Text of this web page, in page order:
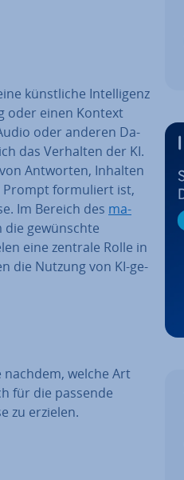
künst­li­che In­tel­li­genz
oder einen Kontext
oder anderen Da­
das Verhalten der KI.
Antworten, Inhalten
Prompt for­mu­liert ist,
Im Bereich des ma­
ge­wünsch­te
eine zentrale Rolle in
die Nutzung von KI-ge­
nachdem, welche Art
für die passende
zu erzielen.